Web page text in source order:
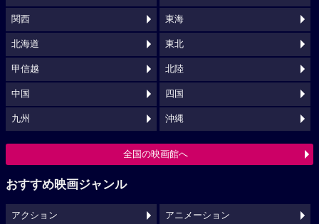
関西 東海
北海道 東北
甲信越 北陸
中国 四国
九州 沖縄
全国の映画館へ
おすすめ映画ジャンル
アクション アニメーション